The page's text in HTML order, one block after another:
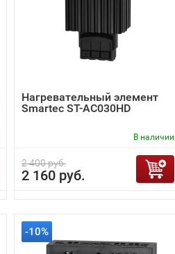
Нагревательный элемент
Smartec ST-AC030HD
В наличии
2 400 руб.
2 160 руб.
-10%